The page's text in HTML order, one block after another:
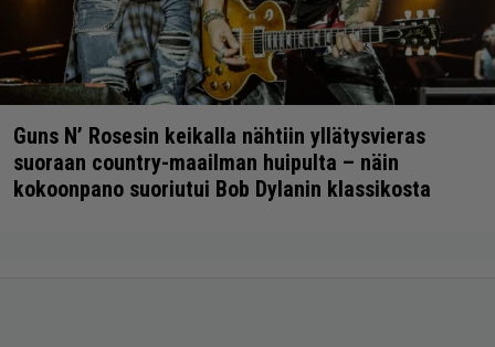
Guns N’ Rosesin keikalla nähtiin yllätysvieras
suoraan country-maailman huipulta – näin
kokoonpano suoriutui Bob Dylanin klassikosta